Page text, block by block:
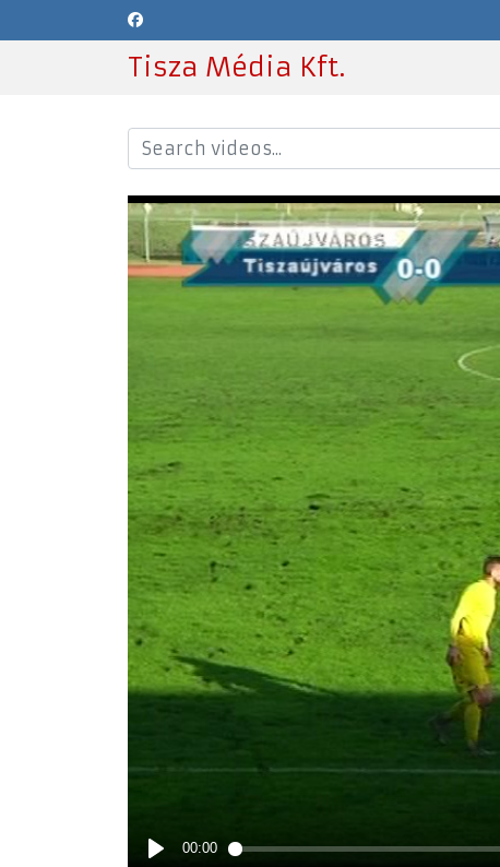
Tisza Média Kft.